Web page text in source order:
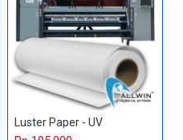
Luster Paper - UV